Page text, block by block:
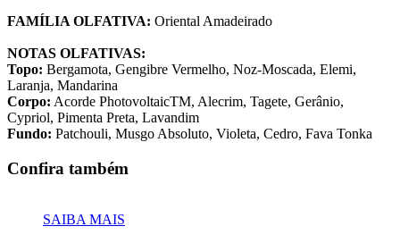
FAMÍLIA OLFATIVA: Oriental Amadeirado
NOTAS OLFATIVAS:
Topo: Bergamota, Gengibre Vermelho, Noz-Moscada, Elemi,
Laranja, Mandarina
Corpo: Acorde PhotovoltaicTM, Alecrim, Tagete, Gerânio,
Cypriol, Pimenta Preta, Lavandim
Fundo: Patchouli, Musgo Absoluto, Violeta, Cedro, Fava Tonka
Confira também
SAIBA MAIS